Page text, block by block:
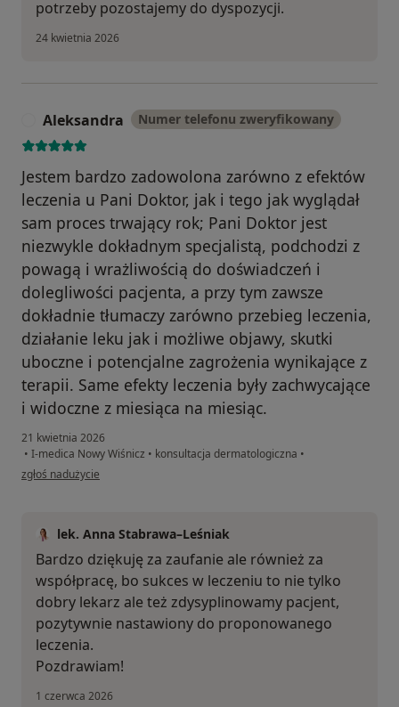
potrzeby pozostajemy do dyspozycji.
24 kwietnia 2026
Aleksandra Numer telefonu zweryfikowany
Jestem bardzo zadowolona zarówno z efektów
leczenia u Pani Doktor, jak i tego jak wyglądał
sam proces trwający rok; Pani Doktor jest
niezwykle dokładnym specjalistą, podchodzi z
powagą i wrażliwością do doświadczeń i
dolegliwości pacjenta, a przy tym zawsze
dokładnie tłumaczy zarówno przebieg leczenia,
działanie leku jak i możliwe objawy, skutki
uboczne i potencjalne zagrożenia wynikające z
terapii. Same efekty leczenia były zachwycające
i widoczne z miesiąca na miesiąc.
21 kwietnia 2026
• I-medica Nowy Wiśnicz • konsultacja dermatologiczna •
w opinii użytkownika Aleksandra
zgłoś nadużycie
lek. Anna Stabrawa–Leśniak
Bardzo dziękuję za zaufanie ale również za
współpracę, bo sukces w leczeniu to nie tylko
dobry lekarz ale też zdysyplinowamy pacjent,
pozytywnie nastawiony do proponowanego
leczenia.
Pozdrawiam!
1 czerwca 2026